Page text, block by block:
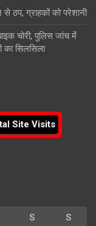
ठप, ग्राहकों को परेशानी
चोरी, पुलिस जांच में
का सिलसिला
Site Visits
S S